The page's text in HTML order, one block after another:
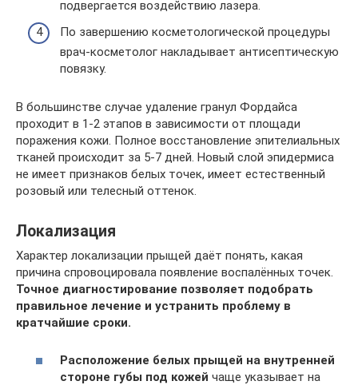
подвергается воздействию лазера.
По завершению косметологической процедуры
врач-косметолог накладывает антисептическую
повязку.
В большинстве случае удаление гранул Фордайса
проходит в 1-2 этапов в зависимости от площади
поражения кожи. Полное восстановление эпителиальных
тканей происходит за 5-7 дней. Новый слой эпидермиса
не имеет признаков белых точек, имеет естественный
розовый или телесный оттенок.
Локализация
Характер локализации прыщей даёт понять, какая
причина спровоцировала появление воспалённых точек.
Точное диагностирование позволяет подобрать
правильное лечение и устранить проблему в
кратчайшие сроки.
Расположение белых прыщей на внутренней
стороне губы под кожей чаще указывает на